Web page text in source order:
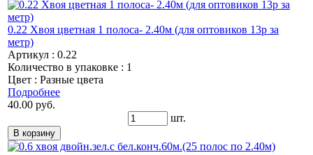
0.22 Хвоя цветная 1 полоса- 2.40м (для оптовиков 13р за
метр)
Артикул : 0.22
Количество в упаковке : 1
Цвет : Разные цвета
Подробнее
40.00 руб.
шт.